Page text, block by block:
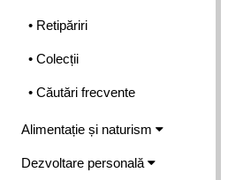
• Retipăriri
• Colecții
• Căutări frecvente
Alimentație și naturism
Dezvoltare personală